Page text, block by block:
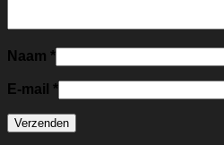
Naam *
E-mail *